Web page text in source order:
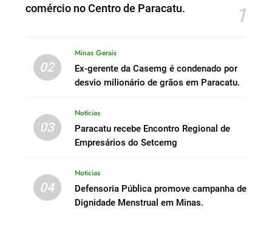
comércio no Centro de Paracatu.
1
02
Minas Gerais
Ex-gerente da Casemg é condenado por
desvio milionário de grãos em Paracatu.
03
Notícias
Paracatu recebe Encontro Regional de
Empresários do Setcemg
04
Notícias
Defensoria Pública promove campanha de
Dignidade Menstrual em Minas.